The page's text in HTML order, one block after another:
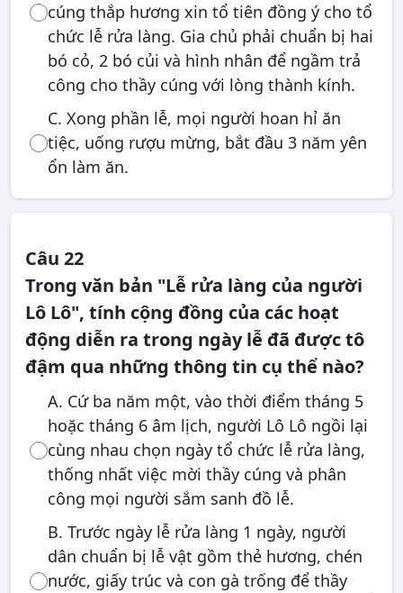
cúng thắp hương xin tổ tiên đồng ý cho tổ
chức lễ rửa làng. Gia chủ phải chuẩn bị hai
bó cỏ, 2 bó củi và hình nhân để ngầm trả
công cho thầy cúng với lòng thành kính.
C. Xong phần lễ, mọi người hoan hỉ ăn
tiệc, uống rượu mừng, bắt đầu 3 năm yên
ổn làm ăn.
Câu 22
Trong văn bản "Lễ rửa làng của người
Lô Lô", tính cộng đồng của các hoạt
động diễn ra trong ngày lễ đã được tô
đậm qua những thông tin cụ thể nào?
A. Cứ ba năm một, vào thời điểm tháng 5
hoặc tháng 6 âm lịch, người Lô Lô ngồi lại
cùng nhau chọn ngày tổ chức lễ rửa làng,
thống nhất việc mời thầy cúng và phân
công mọi người sắm sanh đồ lễ.
B. Trước ngày lễ rửa làng 1 ngày, người
dân chuẩn bị lễ vật gồm thẻ hương, chén
nước, giấy trúc và con gà trống để thầy